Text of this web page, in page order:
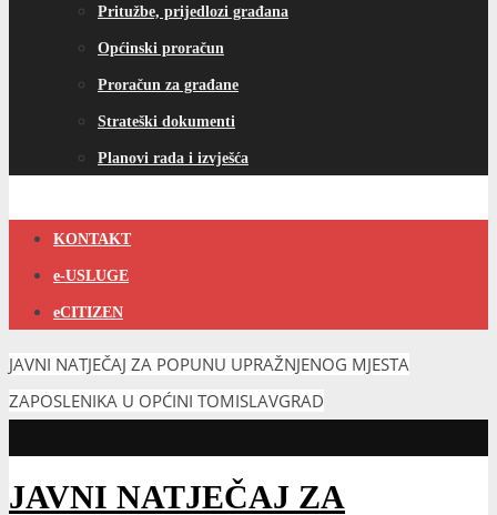
Pritužbe, prijedlozi građana
Općinski proračun
Proračun za građane
Strateški dokumenti
Planovi rada i izvješća
KONTAKT
e-USLUGE
eCITIZEN
JAVNI NATJEČAJ ZA POPUNU UPRAŽNJENOG MJESTA
ZAPOSLENIKA U OPĆINI TOMISLAVGRAD
JAVNI NATJEČAJ ZA